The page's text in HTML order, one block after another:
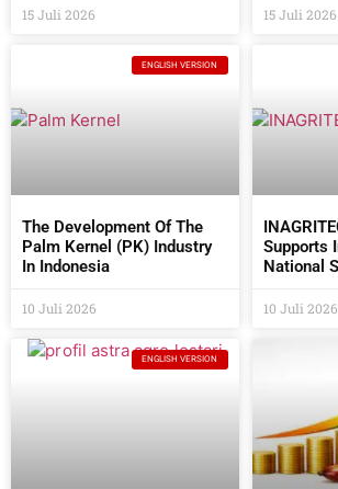
15 Juli 2026
Directors
15 Juli 2026
ENGLISH VERSION
The Development Of The
Palm Kernel (PK) Industry
In Indonesia
10 Juli 2026
Supports
National
10 Juli 2026
ENGLISH VERSION